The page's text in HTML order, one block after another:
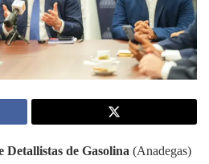
Detallistas de Gasolina (Anadegas)